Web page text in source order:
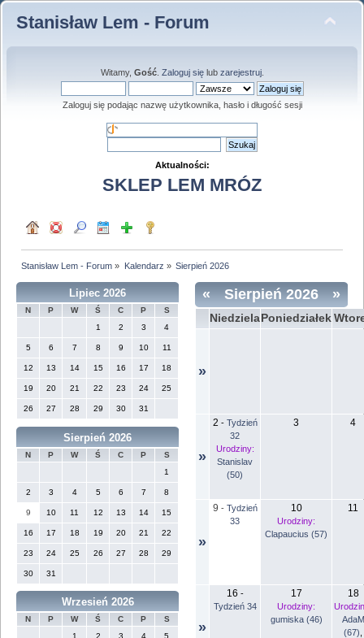
Stanisław Lem - Forum
Witamy, Gość. Zaloguj sięlub zarejestruj.
Zaloguj się podając nazwę użytkownika, hasło i długość sesji
Aktualności:
SKLEP LEM MRÓZ
Stanisław Lem - Forum » Kalendarz » Sierpień 2026
Lipiec 2026
N P W Ś C P
S
1
2 3 4
5 6 7 8 9 10 11
12 13 14 15 16 17 18
19 20 21 22 23 24 25
26 27 28 29 30 31
Sierpień 2026
N P W Ś C P
S
1
2 3 4 5 6 7 8
9 10 11 12 13 14 15
16 17 18 19 20 21 22
23 24 25 26 27 28 29
30 31
Wrzesień 2026
N P W Ś C P
S
1
2 3 4 5
« »
Sierpień 2026
Niedziela Poniedziałek
»
»
2 - Tydzień
32
Urodziny:
Stanislav
(50)
3 4
»
9 - Tydzień
33
10
Urodziny:
Clapaucius (57)
11
»
16 -
Tydzień 34
17
Urodziny:
gumiska (46)
18
AdaM
(67)